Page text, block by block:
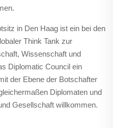
in Den Haag ist ein bei den
Think Tank zur
Wissenschaft und
Diplomatic Council ein
der Ebene der Botschafter
Diplomaten und
Gesellschaft willkommen.